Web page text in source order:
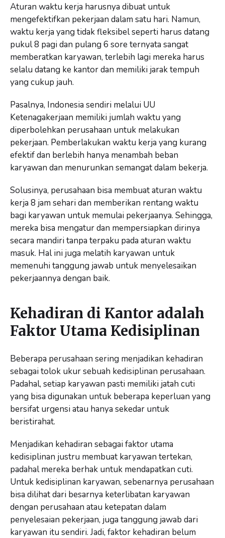
Aturan waktu kerja harusnya dibuat untuk
mengefektifkan pekerjaan dalam satu hari. Namun,
waktu kerja yang tidak fleksibel seperti harus datang
pukul 8 pagi dan pulang 6 sore ternyata sangat
memberatkan karyawan, terlebih lagi mereka harus
selalu datang ke kantor dan memiliki jarak tempuh
yang cukup jauh.
Pasalnya, Indonesia sendiri melalui UU
Ketenagakerjaan memiliki jumlah waktu yang
diperbolehkan perusahaan untuk melakukan
pekerjaan. Pemberlakukan waktu kerja yang kurang
efektif dan berlebih hanya menambah beban
karyawan dan menurunkan semangat dalam bekerja.
Solusinya, perusahaan bisa membuat aturan waktu
kerja 8 jam sehari dan memberikan rentang waktu
bagi karyawan untuk memulai pekerjaanya. Sehingga,
mereka bisa mengatur dan mempersiapkan dirinya
secara mandiri tanpa terpaku pada aturan waktu
masuk. Hal ini juga melatih karyawan untuk
memenuhi tanggung jawab untuk menyelesaikan
pekerjaannya dengan baik.
Kehadiran di Kantor adalah
Faktor Utama Kedisiplinan
Beberapa perusahaan sering menjadikan kehadiran
sebagai tolok ukur sebuah kedisiplinan perusahaan.
Padahal, setiap karyawan pasti memiliki jatah cuti
yang bisa digunakan untuk beberapa keperluan yang
bersifat urgensi atau hanya sekedar untuk
beristirahat.
Menjadikan kehadiran sebagai faktor utama
kedisiplinan justru membuat karyawan tertekan,
padahal mereka berhak untuk mendapatkan cuti.
Untuk kedisiplinan karyawan, sebenarnya perusahaan
bisa dilihat dari besarnya keterlibatan karyawan
dengan perusahaan atau ketepatan dalam
penyelesaian pekerjaan, juga tanggung jawab dari
karyawan itu sendiri. Jadi, faktor kehadiran belum